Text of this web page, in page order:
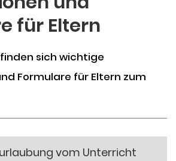
für Eltern
sich wichtige
Formulare für Eltern zum
vom Unterricht